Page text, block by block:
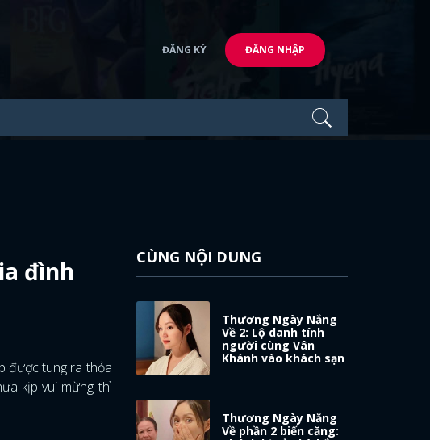
ĐĂNG KÝ ĐĂNG NHẬP
đình
được tung ra thỏa
kịp vui mừng thì
CÙNG NỘI DUNG
Thương Ngày Nắng
Về 2: Lộ danh tính
người cùng Vân
Khánh vào khách sạn
Thương Ngày Nắng
Về phần 2 biến căng: